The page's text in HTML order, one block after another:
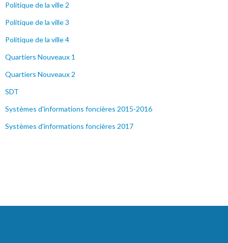
Politique de la ville 2
Politique de la ville 3
Politique de la ville 4
Quartiers Nouveaux 1
Quartiers Nouveaux 2
SDT
Systèmes d'informations foncières 2015-2016
Systèmes d'informations foncières 2017